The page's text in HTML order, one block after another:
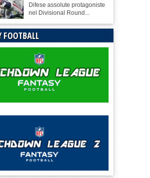
Difese assolute protagoniste
nel Divisional Round...
FOOTBALL